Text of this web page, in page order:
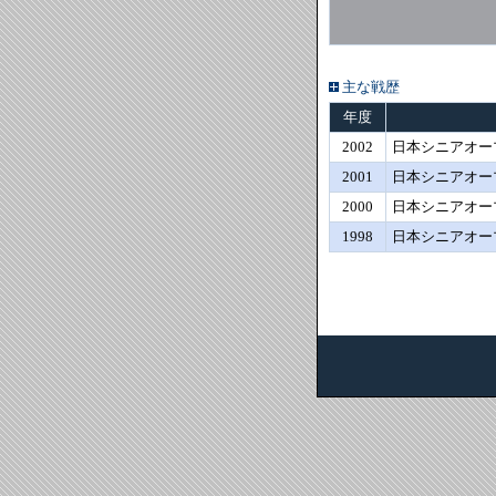
主な戦歴
年度
2002
日本シニアオ
2001
日本シニアオ
2000
日本シニアオ
1998
日本シニアオ